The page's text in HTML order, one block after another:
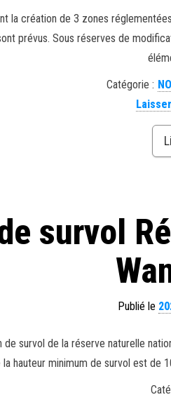
la création de 3 zones
prévus. Sous réserves de
Catégorie :
survol
Publié le
survol de la réserve naturelle
hauteur minimum de survol est de